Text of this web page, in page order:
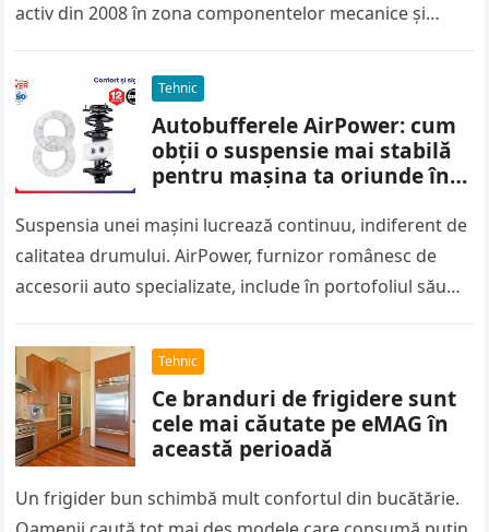
activ din 2008 în zona componentelor mecanice și
Tehnic
Autobufferele AirPower: cum
obții o suspensie mai stabilă
pentru mașina ta oriunde în
Suspensia unei mașini lucrează continuu, indiferent de
calitatea drumului. AirPower, furnizor românesc de
accesorii auto specializate, include în portofoliul său
absoarbă…
Tehnic
Ce branduri de frigidere sunt
cele mai căutate pe eMAG în
această perioadă
Un frigider bun schimbă mult confortul din bucătărie.